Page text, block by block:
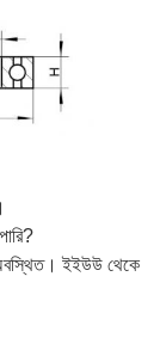
অবস্থিত। ইইউউ থেকে